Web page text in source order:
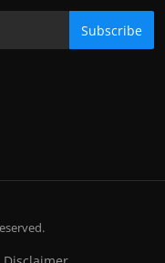
Subscribe